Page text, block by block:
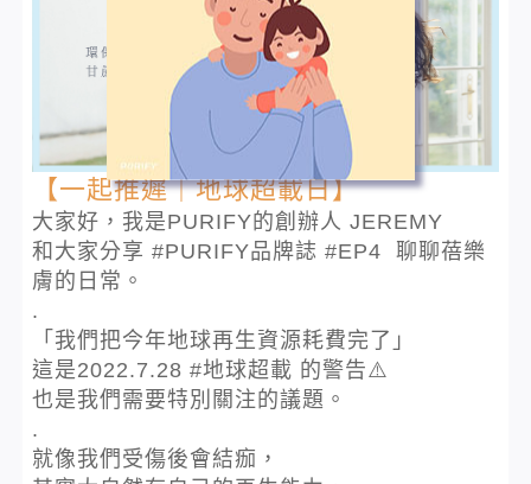
【一起推遲｜地球超載日】
大家好，我是PURIFY的創辦人 JEREMY
和大家分享 #PURIFY品牌誌 #EP4 聊聊蓓樂
膚的日常。
.
「我們把今年地球再生資源耗費完了」
這是2022.7.28 #地球超載 的警告⚠️
也是我們需要特別關注的議題。
.
就像我們受傷後會結痂，